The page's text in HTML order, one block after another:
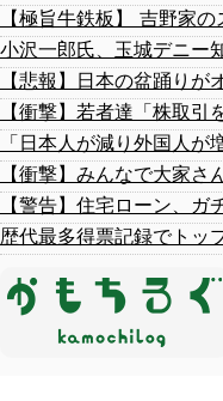
【衝撃】若者達「株取
【警告】住宅ローン、ガ